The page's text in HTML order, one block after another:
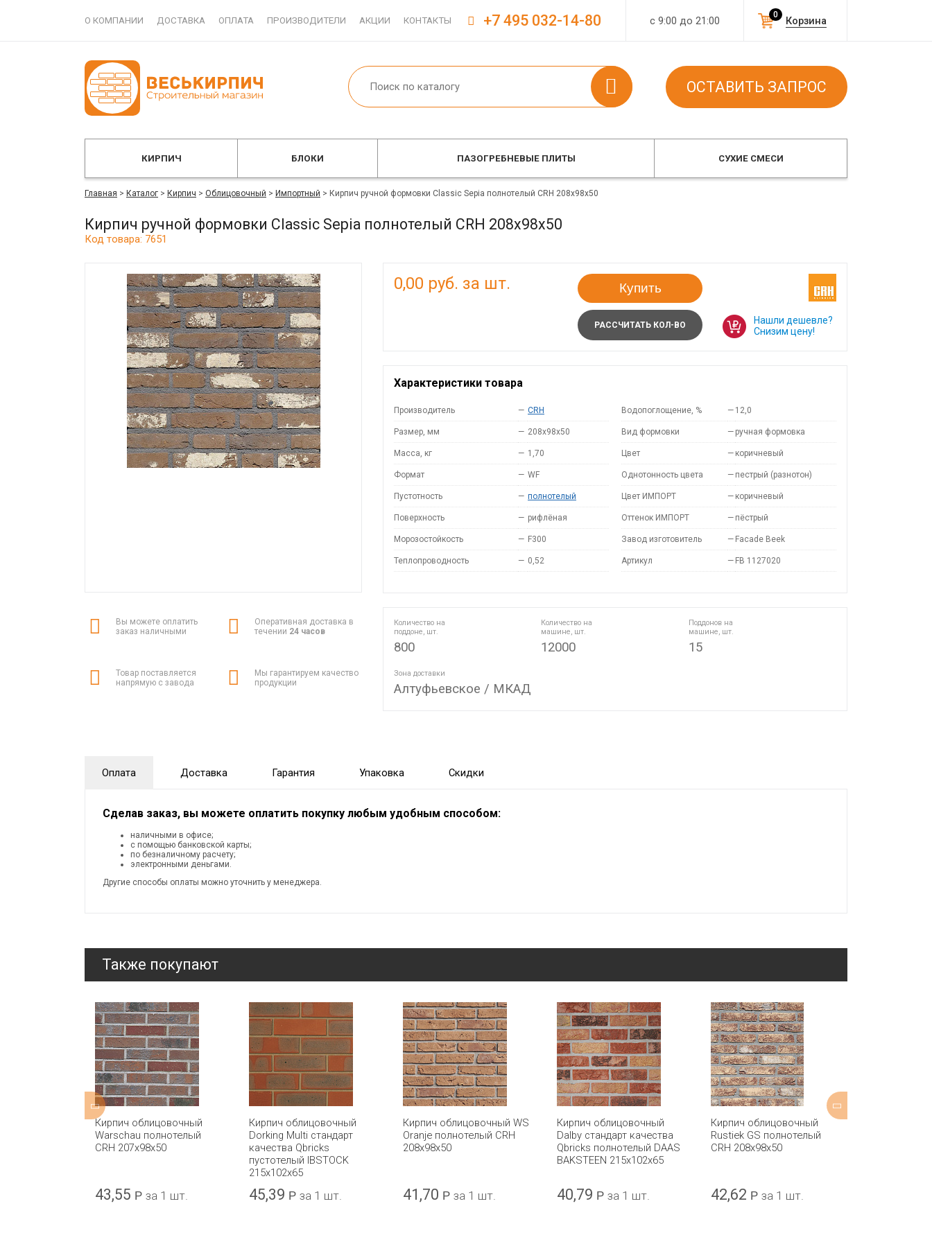
О КОМПАНИИ ДОСТАВКА ОПЛАТА ПРОИЗВОДИТЕЛИ АКЦИИ КОНТАКТЫ с 9:00 до 21:00 Корзина
0
+7 495 032-14-80
ОСТАВИТЬ ЗАПРОС
КИРПИЧ БЛОКИ ПАЗОГРЕБНЕВЫЕ ПЛИТЫ СУХИЕ СМЕСИ
Главная > Каталог > Кирпич > Облицовочный > Импортный > Кирпич ручной формовки Classic Sepia полнотелый CRH 208x98x50
Кирпич ручной формовки Classic Sepia полнотелый CRH 208x98x50
Код товара: 7651
Вы можете оплатить
заказ наличными
Оперативная доставка в
течении 24 часов
Товар поставляется
напрямую с завода
Мы гарантируем качество
продукции
0,00 руб. за шт. Купить
РАССЧИТАТЬ КОЛ-ВО
Нашли дешевле?
Снизим цену!
Характеристики товара
Производитель — CRH
Размер, мм — 208x98x50
Масса, кг — 1,70
Формат — WF
Пустотность — полнотелый
Поверхность — рифлёная
Морозостойкость — F300
Теплопроводность — 0,52
Водопоглощение, % — 12,0
Вид формовки — ручная формовка
Цвет — коричневый
Однотонность цвета — пестрый (разнотон)
Цвет ИМПОРТ — коричневый
Оттенок ИМПОРТ — пёстрый
Завод изготовитель — Facade Beek
Артикул — FB 1127020
Количество на
поддоне, шт.
800
Количество на
машине, шт.
12000
Поддонов на
машине, шт.
15
Зона доставки
Алтуфьевское / МКАД
Оплата Доставка Гарантия Упаковка Скидки
Сделав заказ, вы можете оплатить покупку любым удобным способом:
наличными в офисе;
с помощью банковской карты;
по безналичному расчету;
электронными деньгами.
Другие способы оплаты можно уточнить у менеджера.
Также покупают
Кирпич облицовочный
Warschau полнотелый
CRH 207x98x50
43,55 Р за 1 шт.
Кирпич облицовочный
Dorking Multi стандарт
качества Qbricks
пустотелый IBSTOCK
215x102x65
45,39 Р за 1 шт.
Кирпич облицовочный WS
Oranje полнотелый CRH
208x98x50
41,70 Р за 1 шт.
Кирпич облицовочный
Dalby стандарт качества
Qbricks полнотелый DAAS
BAKSTEEN 215x102x65
40,79 Р за 1 шт.
Кирпич облицовочный
Rustiek GS полнотелый
CRH 208x98x50
42,62 Р за 1 шт.